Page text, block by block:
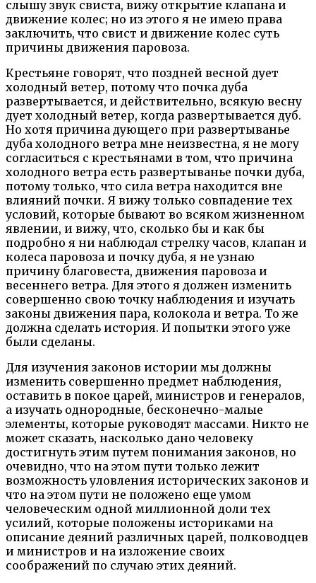
слышу звук свиста, вижу открытие клапана и
движение колес; но из этого я не имею права
заключить, что свист и движение колес суть
причины движения паровоза.
Крестьяне говорят, что поздней весной дует
холодный ветер, потому что почка дуба
развертывается, и действительно, всякую весну
дует холодный ветер, когда развертывается дуб.
Но хотя причина дующего при развертыванье
дуба холодного ветра мне неизвестна, я не могу
согласиться с крестьянами в том, что причина
холодного ветра есть развертыванье почки дуба,
потому только, что сила ветра находится вне
влияний почки. Я вижу только совпадение тех
условий, которые бывают во всяком жизненном
явлении, и вижу, что, сколько бы и как бы
подробно я ни наблюдал стрелку часов, клапан и
колеса паровоза и почку дуба, я не узнаю
причину благовеста, движения паровоза и
весеннего ветра. Для этого я должен изменить
совершенно свою точку наблюдения и изучать
законы движения пара, колокола и ветра. То же
должна сделать история. И попытки этого уже
были сделаны.
Для изучения законов истории мы должны
изменить совершенно предмет наблюдения,
оставить в покое царей, министров и генералов,
а изучать однородные, бесконечно-малые
элементы, которые руководят массами. Никто не
может сказать, насколько дано человеку
достигнуть этим путем понимания законов, но
очевидно, что на этом пути только лежит
возможность уловления исторических законов и
что на этом пути не положено еще умом
человеческим одной миллионной доли тех
усилий, которые положены историками на
описание деяний различных царей, полководцев
и министров и на изложение своих
соображений по случаю этих деяний.